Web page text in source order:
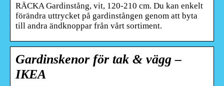
RÄCKA Gardinstång, vit, 120-210 cm. Du kan enkelt
förändra uttrycket på gardinstången genom att byta
till andra ändknoppar från vårt sortiment.
Gardinskenor för tak & vägg –
IKEA